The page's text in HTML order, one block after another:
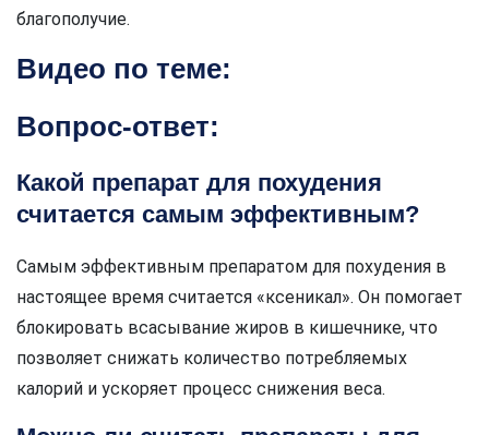
благополучие.
Видео по теме:
Вопрос-ответ:
Какой препарат для похудения
считается самым эффективным?
Самым эффективным препаратом для похудения в
настоящее время считается «ксеникал». Он помогает
блокировать всасывание жиров в кишечнике, что
позволяет снижать количество потребляемых
калорий и ускоряет процесс снижения веса.